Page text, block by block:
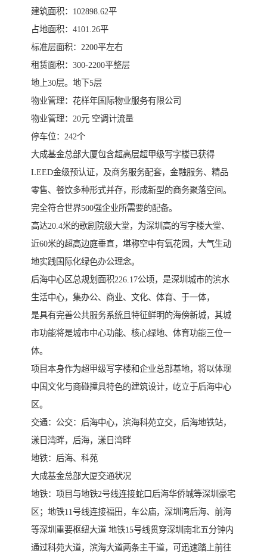
建筑面积：102898.62平
占地面积：4101.26平
标准层面积：2200平左右
租赁面积：300-2200平整层
地上30层。地下5层
物业管理：花样年国际物业服务有限公司
物业管理：20元 空调计流量
停车位：242个
大成基金总部大厦包含超高层超甲级写字楼已获得
LEED金级预认证，及商务服务配套，金融服务、精品
零售、餐饮多种形式并存，形成新型的商务聚落空间。
完全符合世界500强企业所需要的配备。
高达20.4米的歌剧院级大堂，为深圳高的写字楼大堂、
近60米的超高边庭垂直，堪称空中有氧花园，大气生动
地实践国际化绿色办公理念。
后海中心区总规划面积226.17公顷，是深圳城市的滨水
生活中心，集办公、商业、文化、体育、于一体，
是具有完善公共服务系统且特征鲜明的海傍新城，其城
市功能将是城市中心功能、核心绿地、体育功能三位一
体。
项目本身作为超甲级写字楼和企业总部基地，将以体现
中国文化与商碰撞具特色的建筑设计，屹立于后海中心
区。
交通：公交：后海中心，滨海科苑立交，后海地铁站，
漾日湾畔，后海，漾日湾畔
地铁：后海、科苑
大成基金总部大厦交通状况
地铁：项目与地铁2号线连接蛇口后海华侨城等深圳豪宅
区；地铁11号线连接福田，车公庙，深圳湾后海、前海
等深圳重要枢纽大道 地铁15号线贯穿深圳南北五分钟内
通过科苑大道，滨海大道两条主干道，可迅速踏上前往